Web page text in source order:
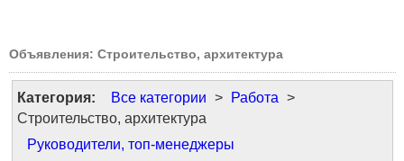
Объявления: Строительство, архитектура
Категория: Все категории > Работа >
Строительство, архитектура
Руководители, топ-менеджеры